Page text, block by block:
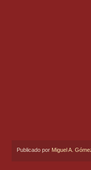
Publicado por Miguel A.